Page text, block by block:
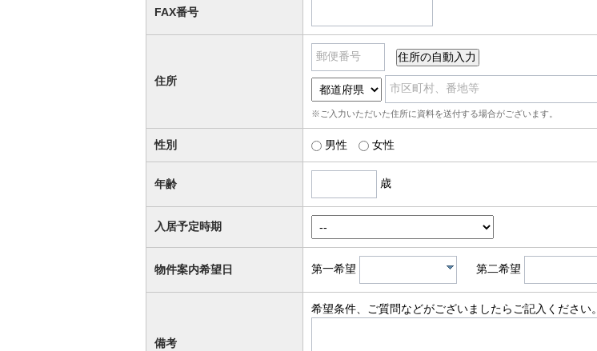
FAX番号
住所
郵便番号
市区町村、番地等
※ご入力いただいた住所に資料を送付する場合がございます。
性別 男性 女性
年齢 歳
入居予定時期
物件案内希望日 第一希望 第二希望
備考
希望条件、ご質問などがございましたらご記入ください。